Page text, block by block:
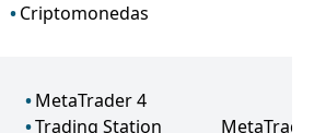
Criptomonedas
MetaTrader 4
Trading Station